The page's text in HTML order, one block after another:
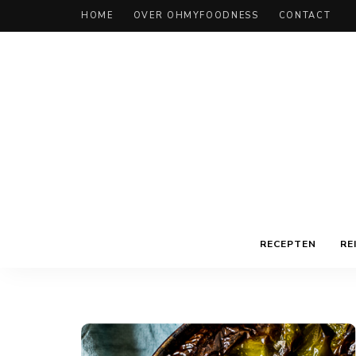
HOME OVER OHMYFOODNESS CONTACT
RECEPTEN